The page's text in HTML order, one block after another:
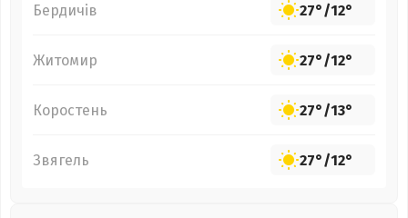
Бердичів 27°/12°
Житомир 27°/12°
Коростень 27°/13°
Звягель 27°/12°